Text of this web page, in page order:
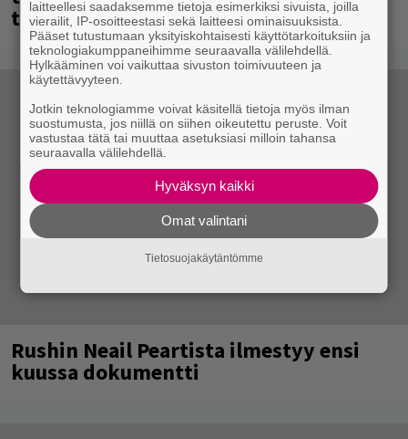
täältä
Rushin Neail Peartista ilmestyy ensi
kuussa dokumentti
laitteellesi saadaksemme tietoja esimerkiksi sivuista, joilla
vierailit, IP-osoitteestasi sekä laitteesi ominaisuuksista.
Pääset tutustumaan yksityiskohtaisesti käyttötarkoituksiin ja
teknologiakumppaneihimme seuraavalla välilehdellä.
Hylkääminen voi vaikuttaa sivuston toimivuuteen ja
käytettävyyteen.
Jotkin teknologiamme voivat käsitellä tietoja myös ilman
suostumusta, jos niillä on siihen oikeutettu peruste. Voit
vastustaa tätä tai muuttaa asetuksiasi milloin tahansa
seuraavalla välilehdellä.
Hyväksyn kaikki
Omat valintani
Tietosuojakäytäntömme